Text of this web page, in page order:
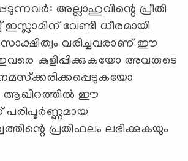
അല്ലാഹുവിന്റെ പ്രീതി
ഇസ്ലാമിന് വേണ്ടി ധീരമായി
വരിച്ചവരാണ് ഈ
ഇവരെ കുളിപ്പിക്കുകയോ അവരുടെ
ആഖിറത്തിൽ ഈ
പരിപൂർണ്ണമായ
പ്രതിഫലം ലഭിക്കുകയും